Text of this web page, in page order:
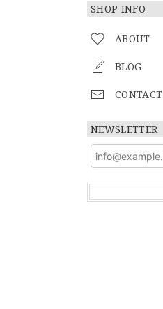
SHOP INFO
ABOUT
BLOG
CONTACT
NEWSLETTER